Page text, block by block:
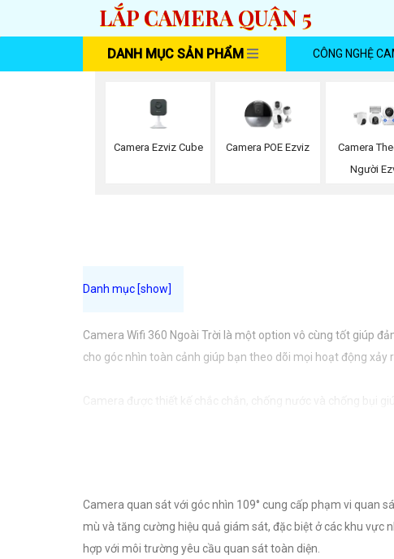
LẮP CAMERA QUẬN 5
DANH MỤC SẢN PHẨM CÔNG NGHỆ
Camera Ezviz Cube Camera POE Ezviz
Camera
Người
Camera Wifi 360 Ngoài Trời là một option vô cùng tốt giúp
cho góc nhìn toàn cảnh giúp bạn theo dõi mọi hoạt động xảy
Camera được thiết kế chắc chắn, chống nước và chống bụi
Camera quan sát với góc nhìn 109° cung cấp phạm vi quan
mù và tăng cường hiệu quả giám sát, đặc biệt ở các khu vực
hợp với môi trường yêu cầu quan sát toàn diện.